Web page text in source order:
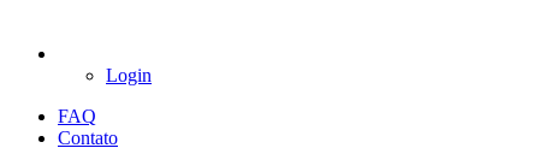
Login
FAQ
Contato